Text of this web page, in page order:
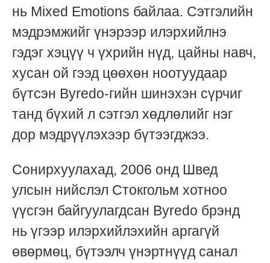
нь Mixed Emotions байлаа. Сэтгэлийн
мэдрэмжийг үнэрээр илэрхийлнэ
гэдэг хэцүү ч үхрийн нүд, цайны навч,
хусан ой гээд цөөхөн ноотуудаар
бүтсэн Byredo-гийн шинэхэн сүрчиг
танд бүхий л сэтгэл хөдлөлийг нэг
дор мэдрүүлэхээр бүтээгджээ.
Сонирхуулахад, 2006 онд Швед
улсын нийслэл Стокгольм хотноо
үүсгэн байгуулагдсан Byredo брэнд
нь үгээр илэрхийлэхийн аргагүй
өвөрмөц, бүтээлч үнэртнүүд санал